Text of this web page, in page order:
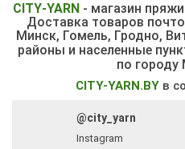
CITY-YARN - магазин
Доставка товаров
Минск, Гомель, Гродно,
районы и населенные
по городу
CITY-YARN.BY в
@city_yarn
Instagram